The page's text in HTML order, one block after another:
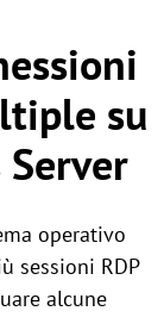
su
operativo
sessioni RDP
alcune